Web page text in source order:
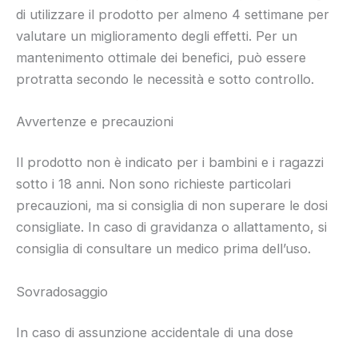
di utilizzare il prodotto per almeno 4 settimane per
valutare un miglioramento degli effetti. Per un
mantenimento ottimale dei benefici, può essere
protratta secondo le necessità e sotto controllo.
Avvertenze e precauzioni
Il prodotto non è indicato per i bambini e i ragazzi
sotto i 18 anni. Non sono richieste particolari
precauzioni, ma si consiglia di non superare le dosi
consigliate. In caso di gravidanza o allattamento, si
consiglia di consultare un medico prima dell’uso.
Sovradosaggio
In caso di assunzione accidentale di una dose